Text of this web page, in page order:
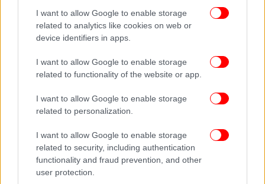
I want to allow Google to enable storage
related to analytics like cookies on web or
device identifiers in apps.
I want to allow Google to enable storage
related to functionality of the website or app.
I want to allow Google to enable storage
related to personalization.
I want to allow Google to enable storage
related to security, including authentication
functionality and fraud prevention, and other
user protection.